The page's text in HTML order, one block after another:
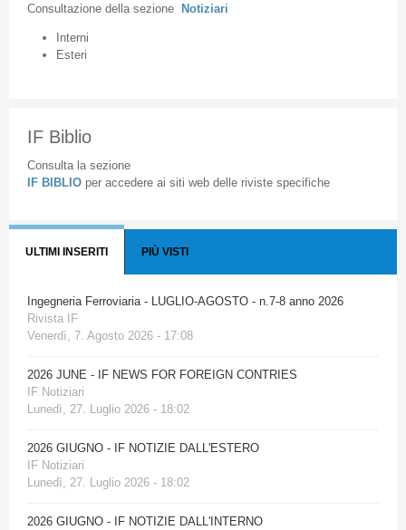
Consultazione della sezione Notiziari
Interni
Esteri
IF Biblio
Consulta la sezione
IF BIBLIO per accedere ai siti web delle riviste specifiche
ULTIMI INSERITI PIÙ VISTI
Ingegneria Ferroviaria - LUGLIO-AGOSTO - n.7-8 anno 2026
Rivista IF
Venerdì, 7. Agosto 2026 - 17:08
2026 JUNE - IF NEWS FOR FOREIGN CONTRIES
IF Notiziari
Lunedì, 27. Luglio 2026 - 18:02
2026 GIUGNO - IF NOTIZIE DALL'ESTERO
IF Notiziari
Lunedì, 27. Luglio 2026 - 18:02
2026 GIUGNO - IF NOTIZIE DALL'INTERNO